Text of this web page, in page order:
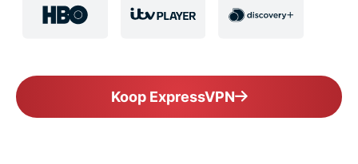
Koop ExpressVPN